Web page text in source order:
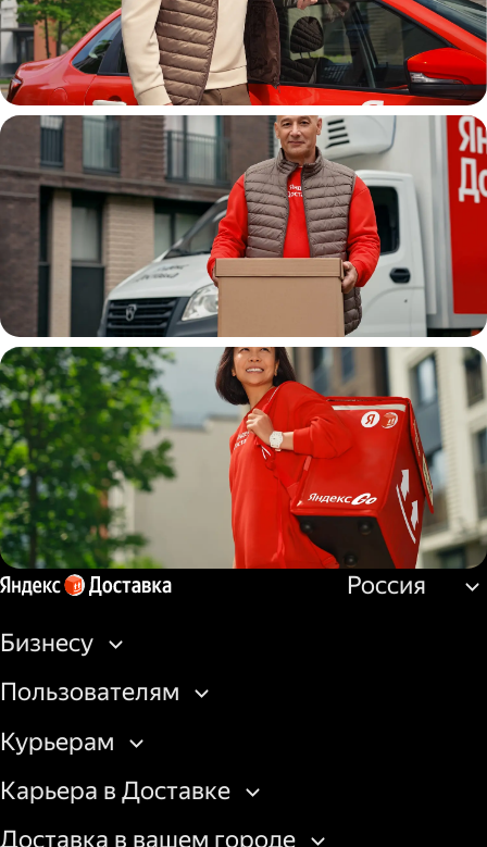
Автокурьер
Водитель
грузовой машины
Пеший курьер
Россия
Бизнесу
Пользователям
Курьерам
Карьера в Доставке
Доставка в вашем городе